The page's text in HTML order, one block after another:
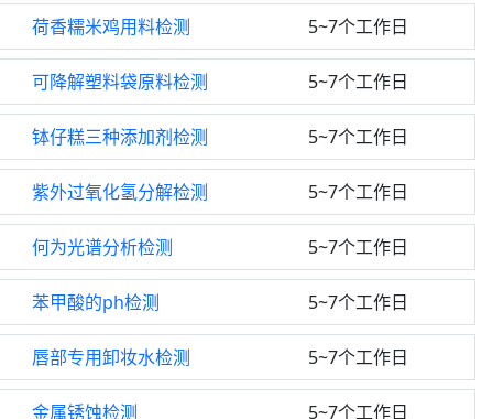
荷香糯米鸡用料检测 5~7个工作日
可降解塑料袋原料检测 5~7个工作日
钵仔糕三种添加剂检测 5~7个工作日
紫外过氧化氢分解检测 5~7个工作日
何为光谱分析检测 5~7个工作日
苯甲酸的ph检测 5~7个工作日
唇部专用卸妆水检测 5~7个工作日
金属锈蚀检测 5~7个工作日